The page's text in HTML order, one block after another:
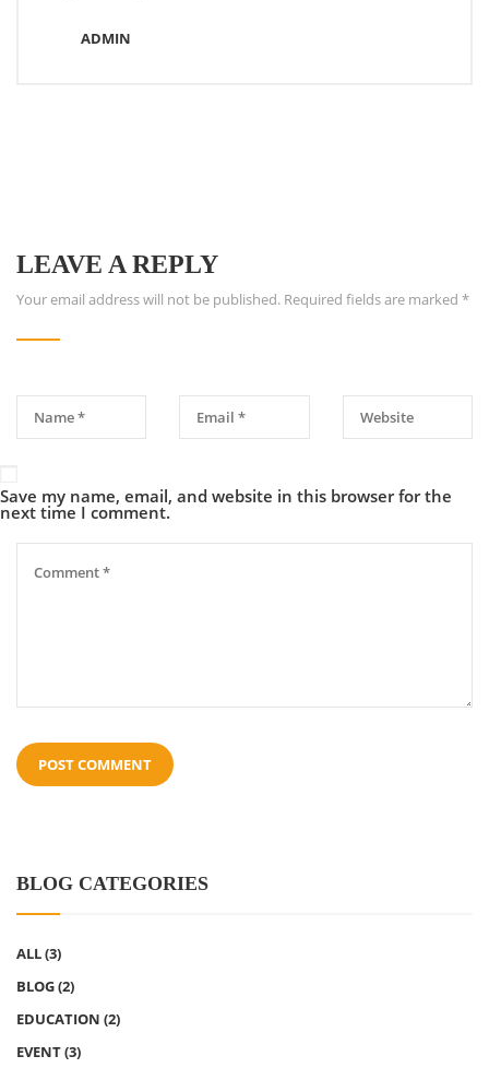
ADMIN
LEAVE A REPLY
Your email address will not be published. Required fields are marked *
Save my name, email, and website in this browser for the
next time I comment.
BLOG CATEGORIES
ALL(3)
BLOG(2)
EDUCATION (2)
EVENT(3)